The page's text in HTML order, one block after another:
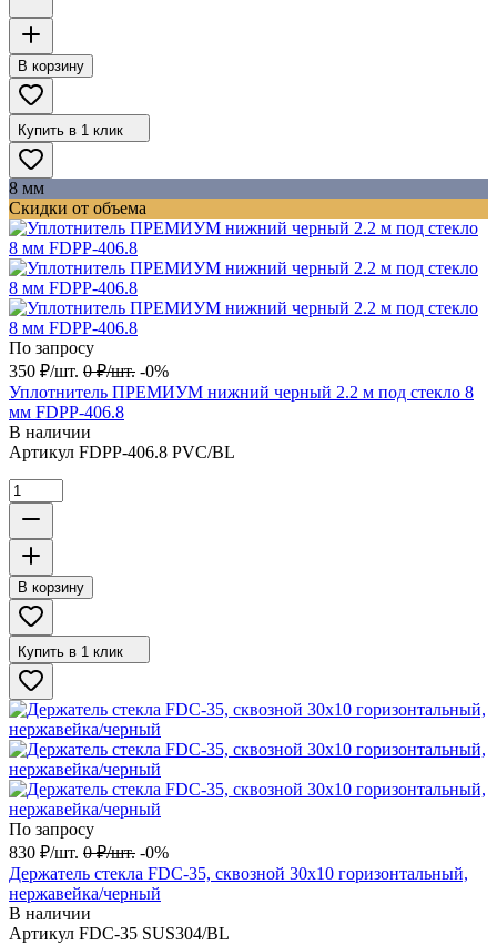
В корзину
Купить в 1 клик
8 мм
Скидки от объема
По запросу
350 ₽/шт. 0 ₽/шт. -0%
Уплотнитель ПРЕМИУМ нижний черный 2.2 м под стекло 8
мм FDPP-406.8
В наличии
Артикул FDPP-406.8 PVC/BL
В корзину
Купить в 1 клик
По запросу
830 ₽/шт. 0 ₽/шт. -0%
Держатель стекла FDC-35, сквозной 30х10 горизонтальный,
нержавейка/черный
В наличии
Артикул FDC-35 SUS304/BL